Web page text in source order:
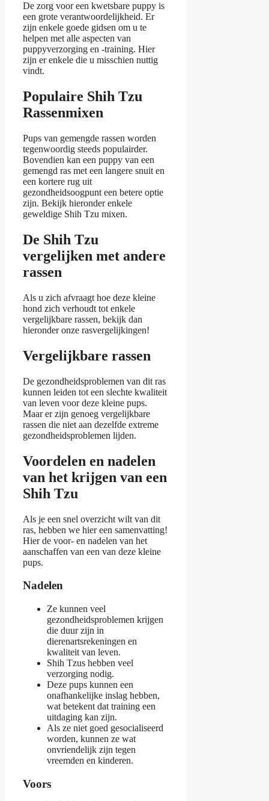
De zorg voor een kwetsbare puppy is
een grote verantwoordelijkheid. Er
zijn enkele goede gidsen om u te
helpen met alle aspecten van
puppyverzorging en -training. Hier
zijn er enkele die u misschien nuttig
vindt.
Populaire Shih Tzu
Rassenmixen
Pups van gemengde rassen worden
tegenwoordig steeds populairder.
Bovendien kan een puppy van een
gemengd ras met een langere snuit en
een kortere rug uit
gezondheidsoogpunt een betere optie
zijn. Bekijk hieronder enkele
geweldige Shih Tzu mixen.
De Shih Tzu
vergelijken met andere
rassen
Als u zich afvraagt hoe deze kleine
hond zich verhoudt tot enkele
vergelijkbare rassen, bekijk dan
hieronder onze rasvergelijkingen!
Vergelijkbare rassen
De gezondheidsproblemen van dit ras
kunnen leiden tot een slechte kwaliteit
van leven voor deze kleine pups.
Maar er zijn genoeg vergelijkbare
rassen die niet aan dezelfde extreme
gezondheidsproblemen lijden.
Voordelen en nadelen
van het krijgen van een
Shih Tzu
Als je een snel overzicht wilt van dit
ras, hebben we hier een samenvatting!
Hier de voor- en nadelen van het
aanschaffen van een van deze kleine
pups.
Nadelen
Ze kunnen veel
gezondheidsproblemen krijgen
die duur zijn in
dierenartsrekeningen en
kwaliteit van leven.
Shih Tzus hebben veel
verzorging nodig.
Deze pups kunnen een
onafhankelijke inslag hebben,
wat betekent dat training een
uitdaging kan zijn.
Als ze niet goed gesocialiseerd
worden, kunnen ze wat
onvriendelijk zijn tegen
vreemden en kinderen.
Voors